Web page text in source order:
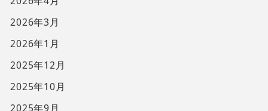
2026年3月
2026年1月
2025年12月
2025年10月
2025年9月